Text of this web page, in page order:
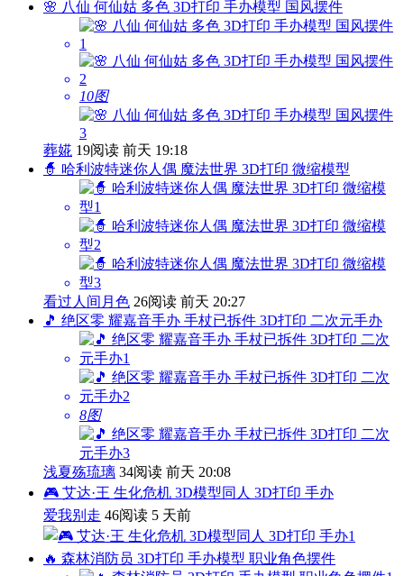
🌸 八仙 何仙姑 多色 3D打印 手办模型 国风摆件
10图
葬婲 19阅读 前天 19:18
🧙 哈利波特迷你人偶 魔法世界 3D打印 微缩模型
看过人间月色 26阅读 前天 20:27
🎵 绝区零 耀嘉音手办 手杖已拆件 3D打印 二次元手办
8图
浅夏殇琉璃 34阅读 前天 20:08
🎮 艾达·王 生化危机 3D模型同人 3D打印 手办
爱我别走 46阅读 5 天前
🔥 森林消防员 3D打印 手办模型 职业角色摆件